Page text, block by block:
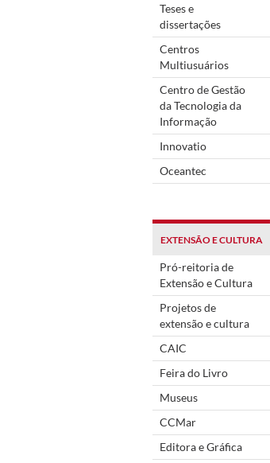
Teses e
dissertações
Centros
Multiusuários
Centro de Gestão
da Tecnologia da
Informação
Innovatio
Oceantec
EXTENSÃO E CULTURA
Pró-reitoria de
Extensão e Cultura
Projetos de
extensão e cultura
CAIC
Feira do Livro
Museus
CCMar
Editora e Gráfica